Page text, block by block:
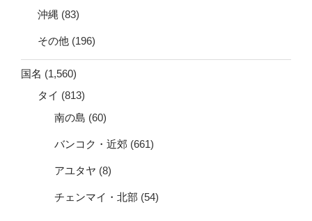
沖縄 (83)
その他 (196)
国名 (1,560)
タイ (813)
南の島 (60)
バンコク・近郊 (661)
アユタヤ (8)
チェンマイ・北部 (54)